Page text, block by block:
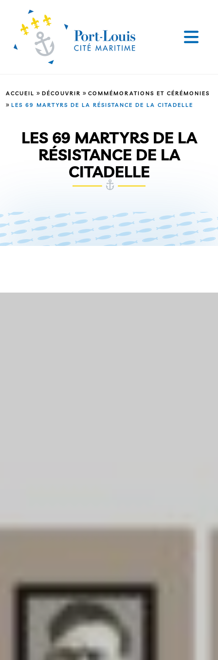
ACCUEIL » DÉCOUVRIR » COMMÉMORATIONS ET CÉRÉMONIES
» LES 69 MARTYRS DE LA RÉSISTANCE DE LA CITADELLE
LES 69 MARTYRS DE LA
RÉSISTANCE DE LA
CITADELLE